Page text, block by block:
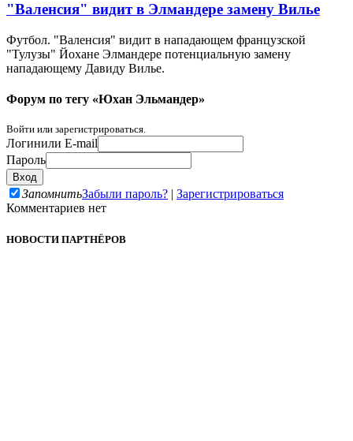
"Валенсия" видит в Элмандере замену Вилье
Футбол. "Валенсия" видит в нападающем французской
"Тулузы" Йохане Элмандере потенциальную замену
нападающему Давиду Вилье.
Форум по тегу «Юхан Эльмандер»
Войти или зарегистрироваться.
Логинили E-mail
Пароль
ЗапомнитьЗабыли пароль? | Зарегистрироваться
Комментариев нет
НОВОСТИ ПАРТНЁРОВ